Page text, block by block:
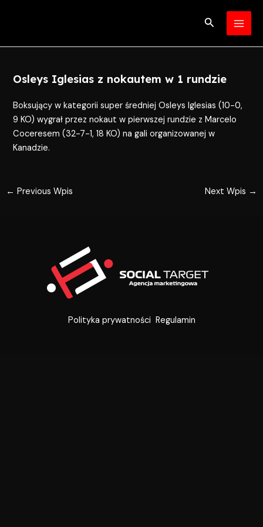
Search
Osleys Iglesias z nokautem w 1 rundzie
Boksujący w kategorii super średniej Osleys Iglesias (10-0,
9 KO) wygrał przez nokaut w pierwszej rundzie z Marcelo
Coceresem (32-7-1, 18 KO) na gali organizowanej w
Kanadzie.
← Previous Wpis Next Wpis →
Polityka prywatności Regulamin